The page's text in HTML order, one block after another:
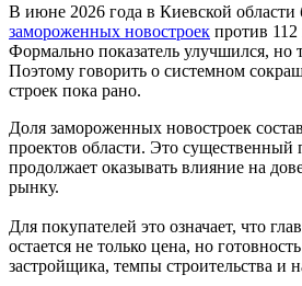
В июне 2026 года в Киевской области
замороженных новостроек против 112
Формально показатель улучшился, но
Поэтому говорить о системном
строек пока рано.
Доля замороженных новостроек
проектов области. Это существенный
продолжает оказывать влияние на
рынку.
Для покупателей это означает, что
остается не только цена, но
застройщика, темпы строительства и